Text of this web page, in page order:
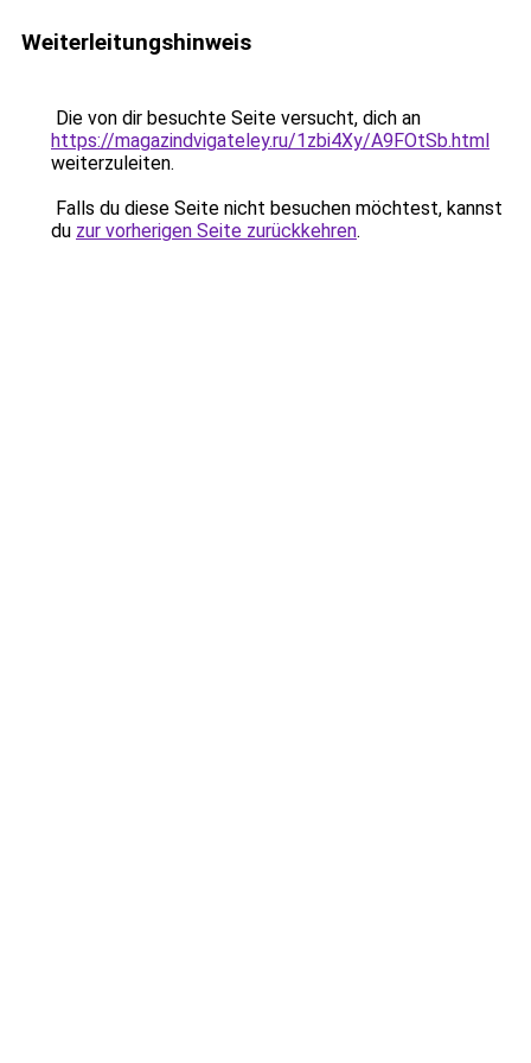
Weiterleitungshinweis
Die von dir besuchte Seite versucht, dich an
https://magazindvigateley.ru/1zbi4Xy/A9FOtSb.html
weiterzuleiten.
Falls du diese Seite nicht besuchen möchtest, kannst
du zur vorherigen Seite zurückkehren.